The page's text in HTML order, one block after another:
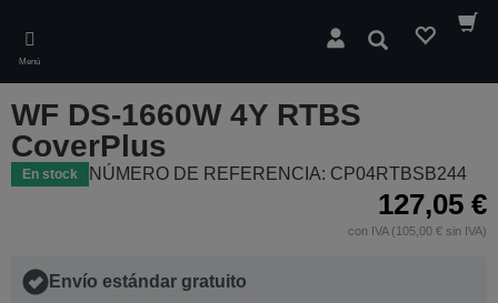
main
content
Menú
Buscar
WF DS-1660W 4Y RTBS
CoverPlus
En stock NÚMERO DE REFERENCIA: CP04RTBSB244
127,05 €
con IVA (105,00 € sin IVA)
Envío estándar gratuito